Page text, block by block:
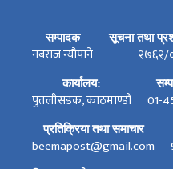
सम्पादक
नबराज न्यौपाने
सूचना तथा
२७६२/
कार्यालय:
पुतलीसडक, काठमाण्डौ 01-
प्रतिक्रिया तथा समाचार
beemapost@gmail.com